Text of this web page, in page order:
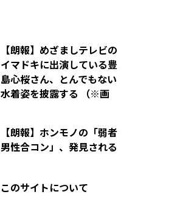
【朗報】めざましテレビの
イマドキに出演している豊
島心桜さん、とんでもない
水着姿を披露する （※画
【朗報】ホンモノの「弱者
男性合コン」、発見される
このサイトについて